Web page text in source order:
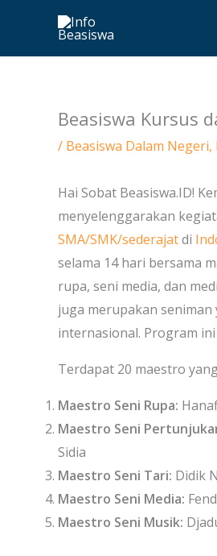
content
Beasiswa Kursus
/ Beasiswa Dalam Negeri,
Hai Sobat Beasiswa.ID!
menyelenggarakan
SMA/SMK/sederajatdi
selama 14 hari bersama
rupa, seni media, dan
juga merupakan
internasional. Program
Terdapat 20 maestro
Maestro Seni Rupa:
Maestro Seni
Sidia
Maestro Seni Tari: Didik
Maestro Seni Media:
Maestro Seni Musik: